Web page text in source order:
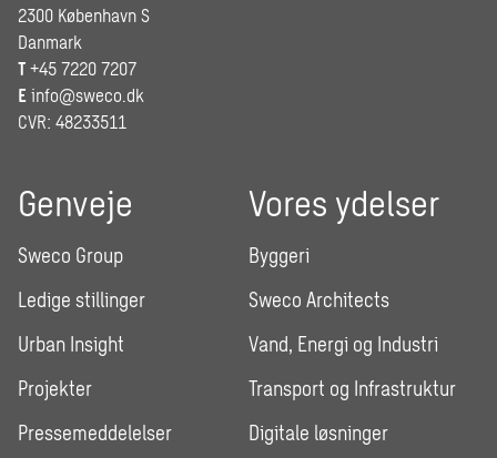
2300 København S
Danmark
T +45 7220 7207
E info@sweco.dk
CVR: 48233511
Genveje
Sweco Group
Ledige stillinger
Urban Insight
Projekter
Pressemeddelelser
Vores ydelser
Byggeri
Sweco Architects
Vand, Energi og Industri
Transport og Infrastruktur
Digitale løsninger